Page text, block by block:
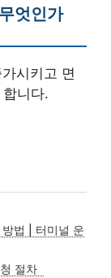
엇인가
시키고 면
니다.
법 | 터미널 운
절차